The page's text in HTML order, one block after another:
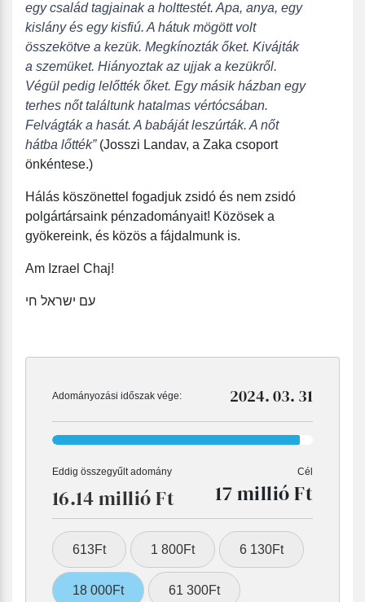
Adományozási időszak vége: 2024. 03. 31
Eddig összegyűlt adomány Cél
16.14 millió Ft 17 millió Ft
egy család tagjainak a holttestét. Apa, anya, egy
kislány és egy kisfiú. A hátuk mögött volt
összekötve a kezük. Megkínozták őket. Kivájták
a szemüket. Hiányoztak az ujjak a kezükről.
Végül pedig lelőtték őket. Egy másik házban egy
terhes nőt találtunk hatalmas vértócsában.
Felvágták a hasát. A babáját leszúrták. A nőt
hátba lőtték”(Josszi Landav, a Zaka csoport
önkéntese.)
Hálás köszönettel fogadjuk zsidó és nem zsidó
polgártársaink pénzadományait! Közösek a
gyökereink, és közös a fájdalmunk is.
Am Izrael Chaj!
עם ישראל חי
613Ft 1 800Ft 6 130Ft
18 000Ft 61 300Ft